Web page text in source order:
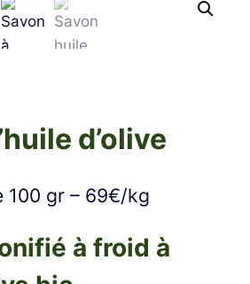
d’olive
100 gr – 69€/kg
à froid à